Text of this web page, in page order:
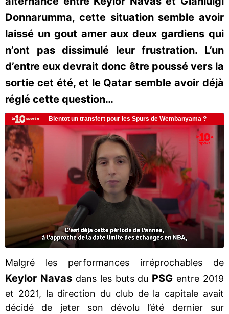
Donnarumma, cette situation semble avoir
laissé un gout amer aux deux gardiens qui
n’ont pas dissimulé leur frustration. L’un
d’entre eux devrait donc être poussé vers la
sortie cet été, et le Qatar semble avoir déjà
réglé cette question…
Malgré les performances irréprochables de
Keylor Navasdans les buts du PSG entre 2019
et 2021, la direction du club de la capitale avait
décidé de jeter son dévolu l’été dernier sur